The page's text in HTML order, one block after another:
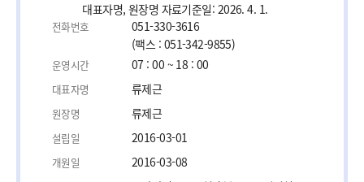
대표자명, 원장명 자료기준일: 2026. 4. 1.
전화번호
051-330-3616
(팩스 : 051-342-9855)
운영시간 07 : 00 ~ 18 : 00
대표자명 류제근
원장명 류제근
설립일 2016-03-01
개원일 2016-03-08